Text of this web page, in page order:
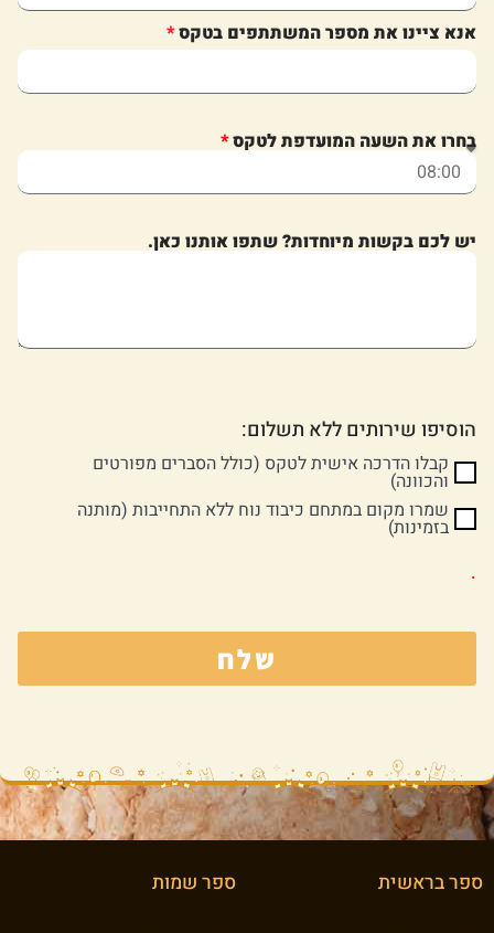
אנא ציינו את מספר המשתתפים בטקס
בחרו את השעה המועדפת לטקס
יש לכם בקשות מיוחדות? שתפו אותנו כאן.
הוסיפו שירותים ללא תשלום:
קבלו הדרכה אישית לטקס (כולל הסברים מפורטים
והכוונה)
שמרו מקום במתחם כיבוד נוח ללא התחייבות (מותנה
בזמינות)
.
שלח
ספר בראשית ספר שמות